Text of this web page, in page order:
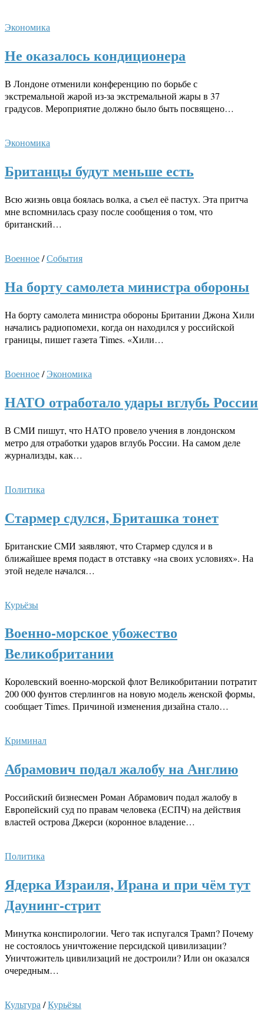
Экономика
Не оказалось кондиционера
В Лондоне отменили конференцию по борьбе с
экстремальной жарой из-за экстремальной жары в 37
градусов. Мероприятие должно было быть посвящено…
Экономика
Британцы будут меньше есть
Всю жизнь овца боялась волка, а съел её пастух. Эта притча
мне вспомнилась сразу после сообщения о том, что
британский…
Военное/События
На борту самолета министра обороны
На борту самолета министра обороны Британии Джона Хили
начались радиопомехи, когда он находился у российской
границы, пишет газета Times. «Хили…
Военное/Экономика
НАТО отработало удары вглубь России
В СМИ пишут, что НАТО провело учения в лондонском
метро для отработки ударов вглубь России. На самом деле
журнализды, как…
Политика
Стармер сдулся, Бриташка тонет
Британские СМИ заявляют, что Стармер сдулся и в
ближайшее время подаст в отставку «на своих условиях». На
этой неделе начался…
Курьёзы
Военно-морское убожество
Великобритании
Королевский военно-морской флот Великобритании потратит
200 000 фунтов стерлингов на новую модель женской формы,
сообщает Times. Причиной изменения дизайна стало…
Криминал
Абрамович подал жалобу на Англию
Российский бизнесмен Роман Абрамович подал жалобу в
Европейский суд по правам человека (ЕСПЧ) на действия
властей острова Джерси (коронное владение…
Политика
Ядерка Израиля, Ирана и при чём тут
Даунинг-стрит
Минутка конспирологии. Чего так испугался Трамп? Почему
не состоялось уничтожение персидской цивилизации?
Уничтожитель цивилизаций не достроили? Или он оказался
очередным…
Культура /Курьёзы